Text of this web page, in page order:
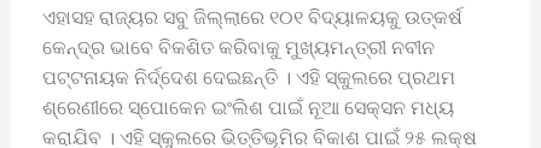
ଏହାସହ ରାଜ୍ୟର ସବୁ ଜିଲ୍ଲାରେ ୧୦୧ ବିଦ୍ୟାଳୟକୁ ଉତ୍କର୍ଷ
କେନ୍ଦ୍ର ଭାବେ ବିକଶିତ କରିବାକୁ ମୁଖ୍ୟମନ୍ତ୍ରୀ ନବୀନ
ପଟ୍ଟନାୟକ ନିର୍ଦ୍ଦେଶ ଦେଇଛନ୍ତି । ଏହି ସ୍କୁଲରେ ପ୍ରଥମ
ଶ୍ରେଣୀରେ ସ୍ପୋକେନ ଇଂଲିଶ ପାଇଁ ନୂଆ ସେକ୍ସନ ମଧ୍ୟ
କରାଯିବ । ଏହି ସ୍କୁଲରେ ଭିତ୍ତିଭୂମିର ବିକାଶ ପାଇଁ ୨୫ ଲକ୍ଷ